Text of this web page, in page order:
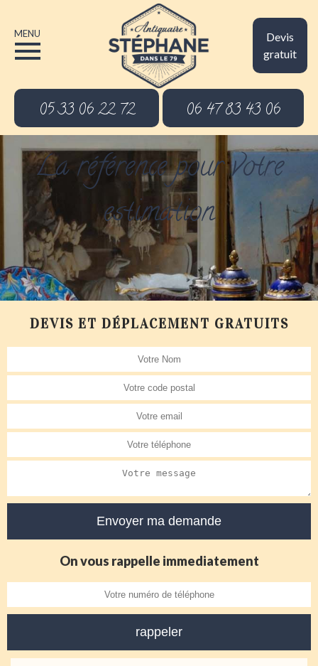
Devis
gratuit
MENU
05 33 06 22 72 06 47 83 43 06
La référence pour votre
estimation
DEVIS ET DÉPLACEMENT GRATUITS
On vous rappelle immediatement